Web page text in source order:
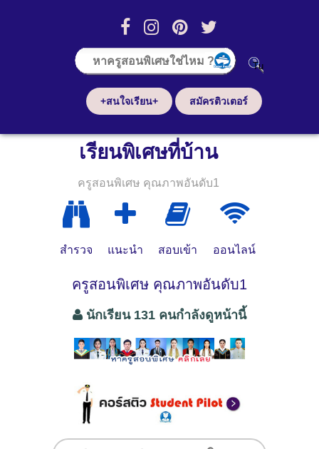
+สนใจเรียน+ สมัครติวเตอร์
เรียนพิเศษที่บ้าน
ครูสอนพิเศษ คุณภาพอันดับ1
สำรวจ แนะนำ สอบเข้า ออนไลน์
ครูสอนพิเศษ คุณภาพอันดับ1
นักเรียน 131 คนกำลังดูหน้านี้